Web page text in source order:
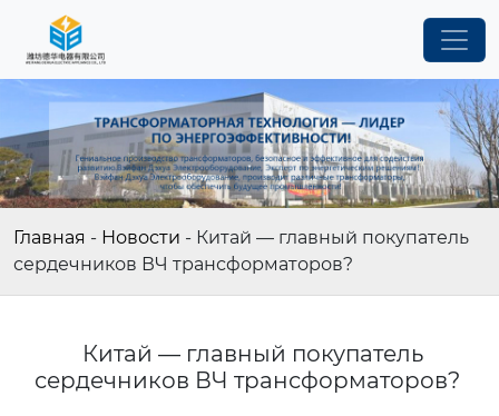
Главная - Новости - Китай — главный покупатель
сердечников ВЧ трансформаторов?
Китай — главный покупатель
сердечников ВЧ трансформаторов?